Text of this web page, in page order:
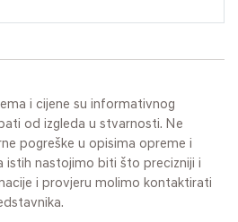
i cijene su informativnog
od izgleda u stvarnosti. Ne
pogreške u opisima opreme i
istih nastojimo biti što precizniji i
i provjeru molimo kontaktirati